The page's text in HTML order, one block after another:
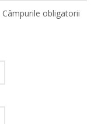
Câmpurile obligatorii